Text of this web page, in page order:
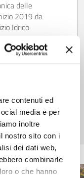
contenuti ed
media e per
inoltre
nostro sito con i
dei dati web,
combinarle
o che hanno
delle
2019 da
Idrico